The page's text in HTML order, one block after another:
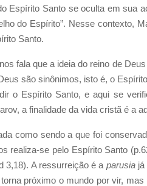
Espírito Santo se oculta em sua
do Espírito”. Nesse contexto,
Santo.
fala que a ideia do reino de
são sinônimos, isto é, o
o Espírito Santo, e aqui se
a finalidade da vida cristã é a
como sendo a que foi
realiza-se pelo Espírito Santo
3,18). A ressurreição é a parusiajá
próximo o mundo por vir,